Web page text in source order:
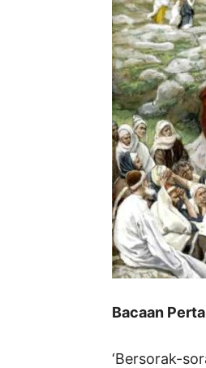
Bacaan
‘Bersorak-